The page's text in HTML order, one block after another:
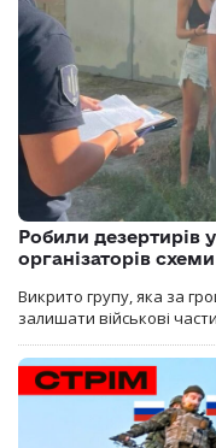
Робили дезертирів
організаторів схеми
Викрито групу, яка за
залишати військові